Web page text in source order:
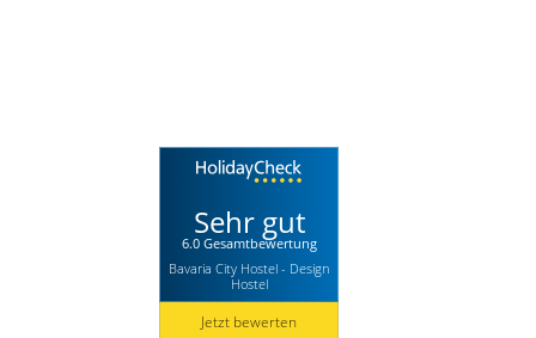
Sehr gut
6.0 Gesamtbewertung
Bavaria City Hostel - Design
Hostel
Jetzt bewerten